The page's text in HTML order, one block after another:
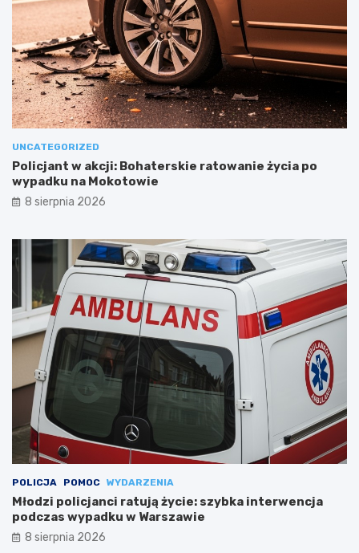
UNCATEGORIZED
Policjant w akcji: Bohaterskie ratowanie życia po
wypadku na Mokotowie
8 sierpnia 2026
POLICJA POMOC WYDARZENIA
Młodzi policjanci ratują życie: szybka interwencja
podczas wypadku w Warszawie
8 sierpnia 2026